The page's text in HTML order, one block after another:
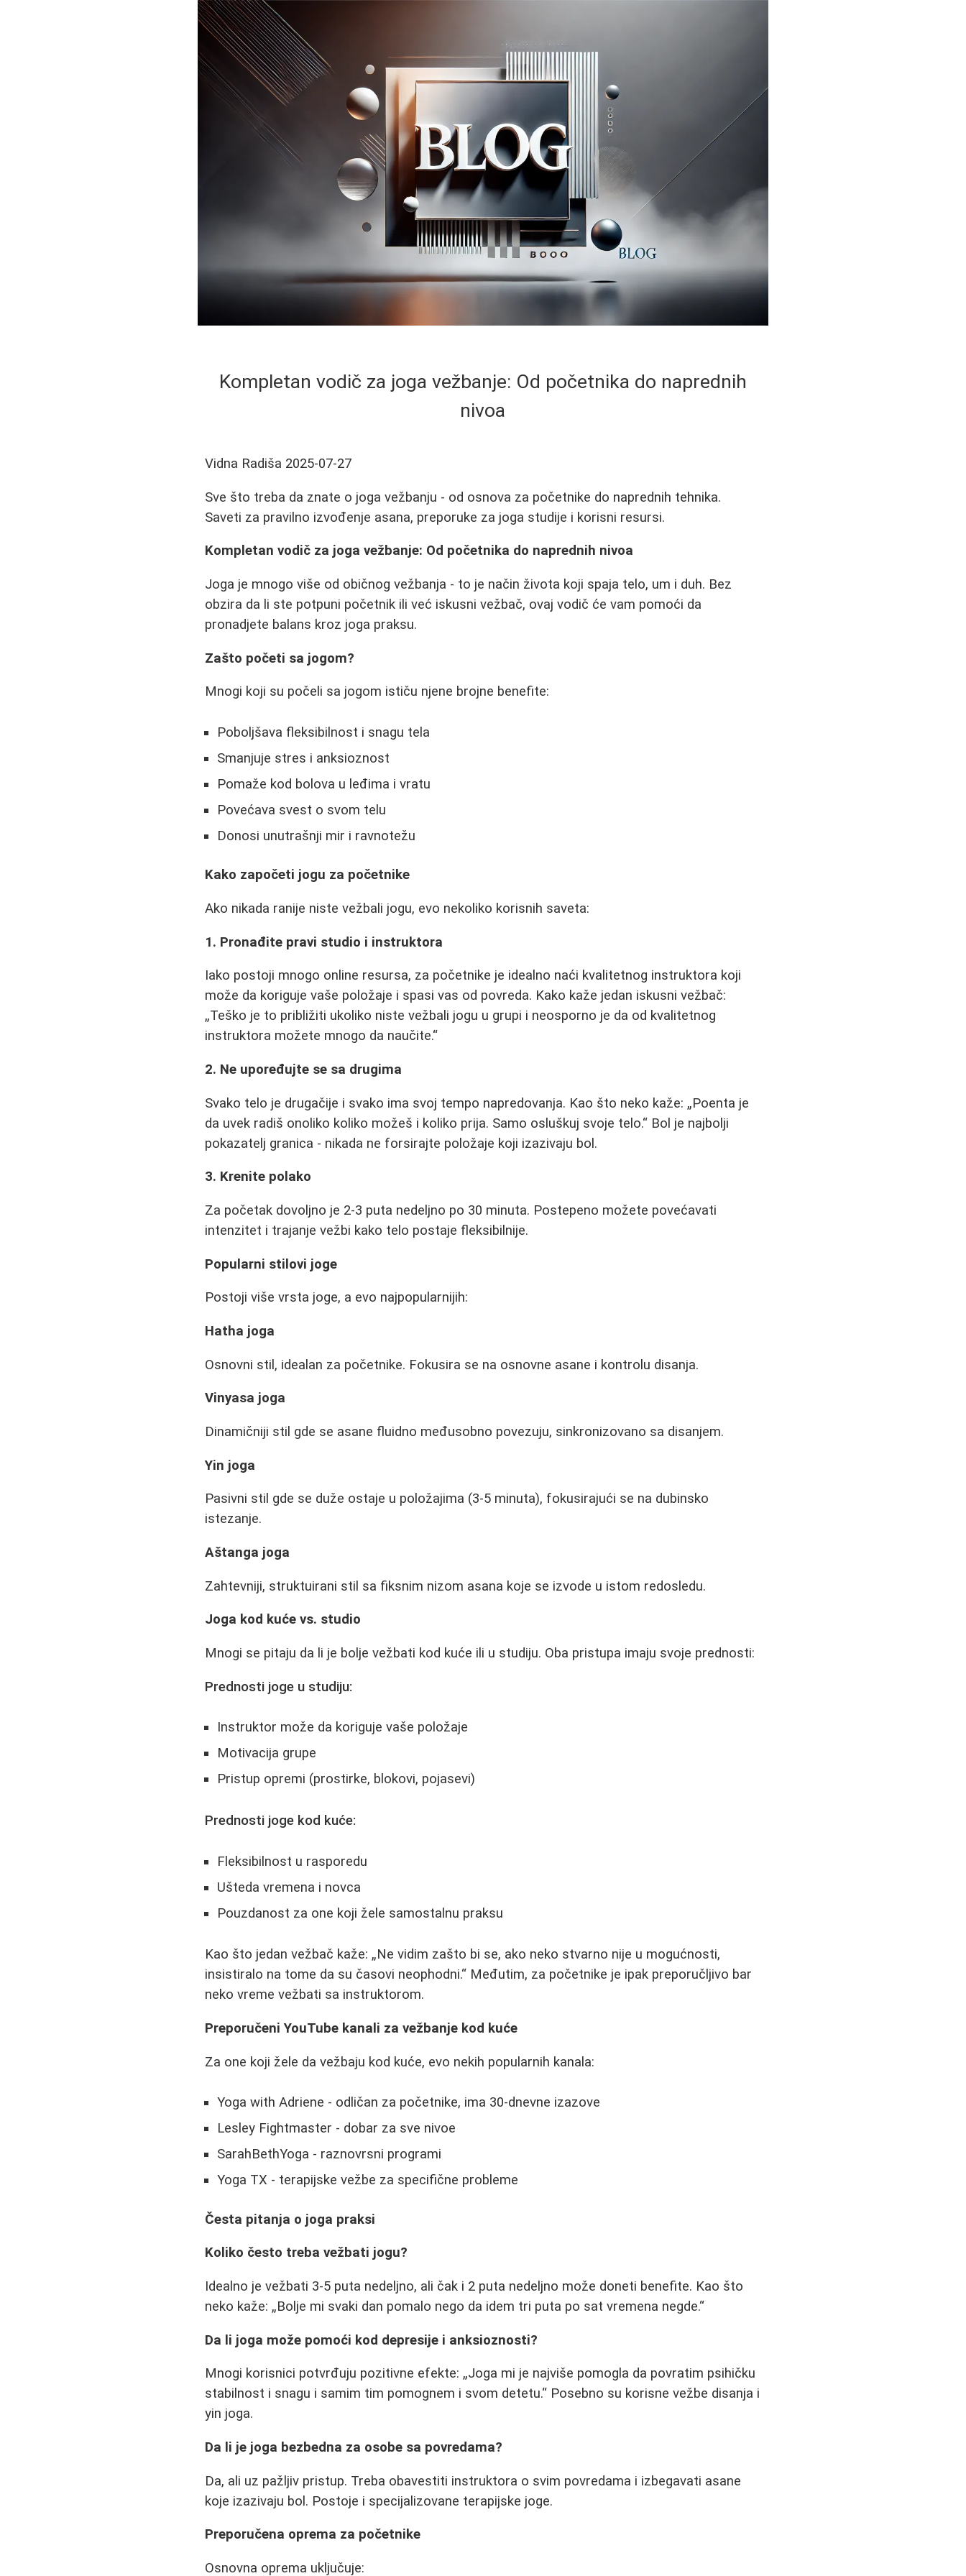
Kompletan vodič za joga vežbanje: Od početnika do naprednih
nivoa
Vidna Radiša 2025-07-27
Sve što treba da znate o joga vežbanju - od osnova za početnike do naprednih tehnika.
Saveti za pravilno izvođenje asana, preporuke za joga studije i korisni resursi.
Kompletan vodič za joga vežbanje: Od početnika do naprednih nivoa
Joga je mnogo više od običnog vežbanja - to je način života koji spaja telo, um i duh. Bez
obzira da li ste potpuni početnik ili već iskusni vežbač, ovaj vodič će vam pomoći da
pronadjete balans kroz joga praksu.
Zašto početi sa jogom?
Mnogi koji su počeli sa jogom ističu njene brojne benefite:
Poboljšava fleksibilnost i snagu tela
Smanjuje stres i anksioznost
Pomaže kod bolova u leđima i vratu
Povećava svest o svom telu
Donosi unutrašnji mir i ravnotežu
Kako započeti jogu za početnike
Ako nikada ranije niste vežbali jogu, evo nekoliko korisnih saveta:
1. Pronađite pravi studio i instruktora
Iako postoji mnogo online resursa, za početnike je idealno naći kvalitetnog instruktora koji
može da koriguje vaše položaje i spasi vas od povreda. Kako kaže jedan iskusni vežbač:
Teško je to približiti ukoliko niste vežbali jogu u grupi i neosporno je da od kvalitetnog
instruktora možete mnogo da naučite.
2. Ne upoređujte se sa drugima
Svako telo je drugačije i svako ima svoj tempo napredovanja. Kao što neko kaže:
Poenta je
da uvek radiš onoliko koliko možeš i koliko prija. Samo osluškuj svoje telo.
Bol je najbolji
pokazatelj granica - nikada ne forsirajte položaje koji izazivaju bol.
3. Krenite polako
Za početak dovoljno je 2-3 puta nedeljno po 30 minuta. Postepeno možete povećavati
intenzitet i trajanje vežbi kako telo postaje fleksibilnije.
Popularni stilovi joge
Postoji više vrsta joge, a evo najpopularnijih:
Hatha joga
Osnovni stil, idealan za početnike. Fokusira se na osnovne asane i kontrolu disanja.
Vinyasa joga
Dinamičniji stil gde se asane fluidno međusobno povezuju, sinkronizovano sa disanjem.
Yin joga
Pasivni stil gde se duže ostaje u položajima (3-5 minuta), fokusirajući se na dubinsko
istezanje.
Aštanga joga
Zahtevniji, struktuirani stil sa fiksnim nizom asana koje se izvode u istom redosledu.
Joga kod kuće vs. studio
Mnogi se pitaju da li je bolje vežbati kod kuće ili u studiju. Oba pristupa imaju svoje prednosti:
Prednosti joge u studiju:
Instruktor može da koriguje vaše položaje
Motivacija grupe
Pristup opremi (prostirke, blokovi, pojasevi)
Prednosti joge kod kuće:
Fleksibilnost u rasporedu
Ušteda vremena i novca
Pouzdanost za one koji žele samostalnu praksu
Kao što jedan vežbač kaže:
Ne vidim zašto bi se, ako neko stvarno nije u mogućnosti,
insistiralo na tome da su časovi neophodni.
Međutim, za početnike je ipak preporučljivo bar
neko vreme vežbati sa instruktorom.
Preporučeni YouTube kanali za vežbanje kod kuće
Za one koji žele da vežbaju kod kuće, evo nekih popularnih kanala:
Yoga with Adriene - odličan za početnike, ima 30-dnevne izazove
Lesley Fightmaster - dobar za sve nivoe
SarahBethYoga - raznovrsni programi
Yoga TX - terapijske vežbe za specifične probleme
Česta pitanja o joga praksi
Koliko često treba vežbati jogu?
Idealno je vežbati 3-5 puta nedeljno, ali čak i 2 puta nedeljno može doneti benefite. Kao što
neko kaže:
Bolje mi svaki dan pomalo nego da idem tri puta po sat vremena negde.
Da li joga može pomoći kod depresije i anksioznosti?
Mnogi korisnici potvrđuju pozitivne efekte:
Joga mi je najviše pomogla da povratim psihičku
stabilnost i snagu i samim tim pomognem i svom detetu.
Posebno su korisne vežbe disanja i
yin joga.
Da li je joga bezbedna za osobe sa povredama?
Da, ali uz pažljiv pristup. Treba obavestiti instruktora o svim povredama i izbegavati asane
koje izazivaju bol. Postoje i specijalizovane terapijske joge.
Preporučena oprema za početnike
Osnovna oprema uključuje: